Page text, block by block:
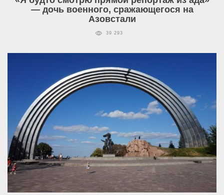
— дочь военного, сражающегося на
Азовстали
39 293